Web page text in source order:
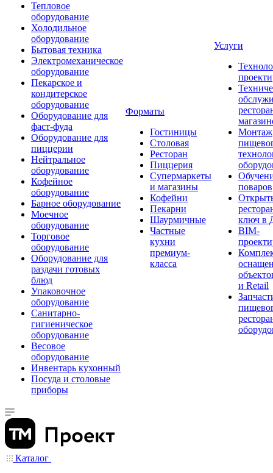
Тепловое
оборудование
Холодильное
оборудование
Бытовая техника
Электромеханическое
оборудование
Пекарское и
кондитерское
оборудование
Оборудование для
фаст-фуда
Оборудование для
пиццерии
Нейтральное
оборудование
Кофейное
оборудование
Барное оборудование
Моечное
оборудование
Торговое
оборудование
Оборудование для
раздачи готовых
блюд
Упаковочное
оборудование
Санитарно-
гигиеническое
оборудование
Весовое
оборудование
Инвентарь кухонный
Посуда и столовые
приборы
Форматы
Гостиницы
Столовая
Ресторан
Пиццерия
Супермаркеты
и магазины
Кофейни
Пекарни
Шаурмичные
Частные
кухни
премиум-
класса
Услуги
Монтаж
поваров
ключ в
BIM-
и Retail
Каталог